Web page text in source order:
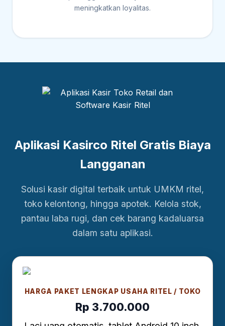
meningkatkan loyalitas.
Aplikasi Kasirco Ritel Gratis Biaya
Langganan
Solusi kasir digital terbaik untuk UMKM ritel,
toko kelontong, hingga apotek. Kelola stok,
pantau laba rugi, dan cek barang kadaluarsa
dalam satu aplikasi.
HARGA PAKET LENGKAP USAHA RITEL / TOKO
Rp 3.700.000